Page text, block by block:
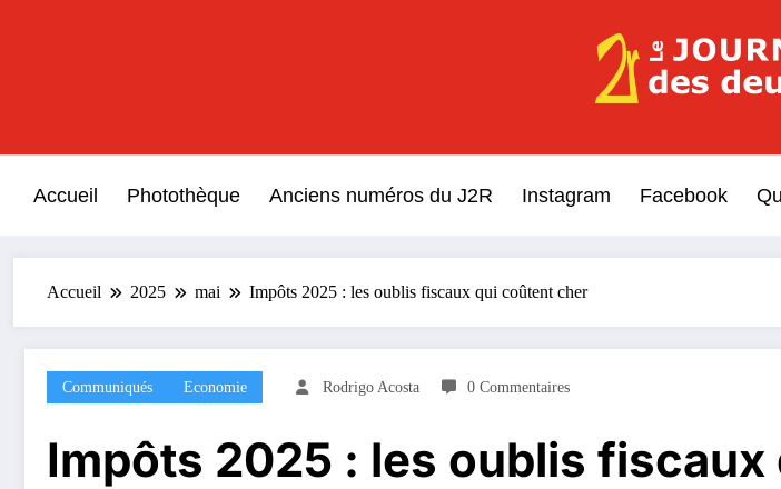
Le Journal
Accueil Photothèque Anciens numéros du J2R Instagram Facebook
Accueil 2025 mai Impôts 2025 : les oublis fiscaux qui coûtent cher
Communiqués Economie Rodrigo Acosta 0 Commentaires
Impôts 2025 : les oublis